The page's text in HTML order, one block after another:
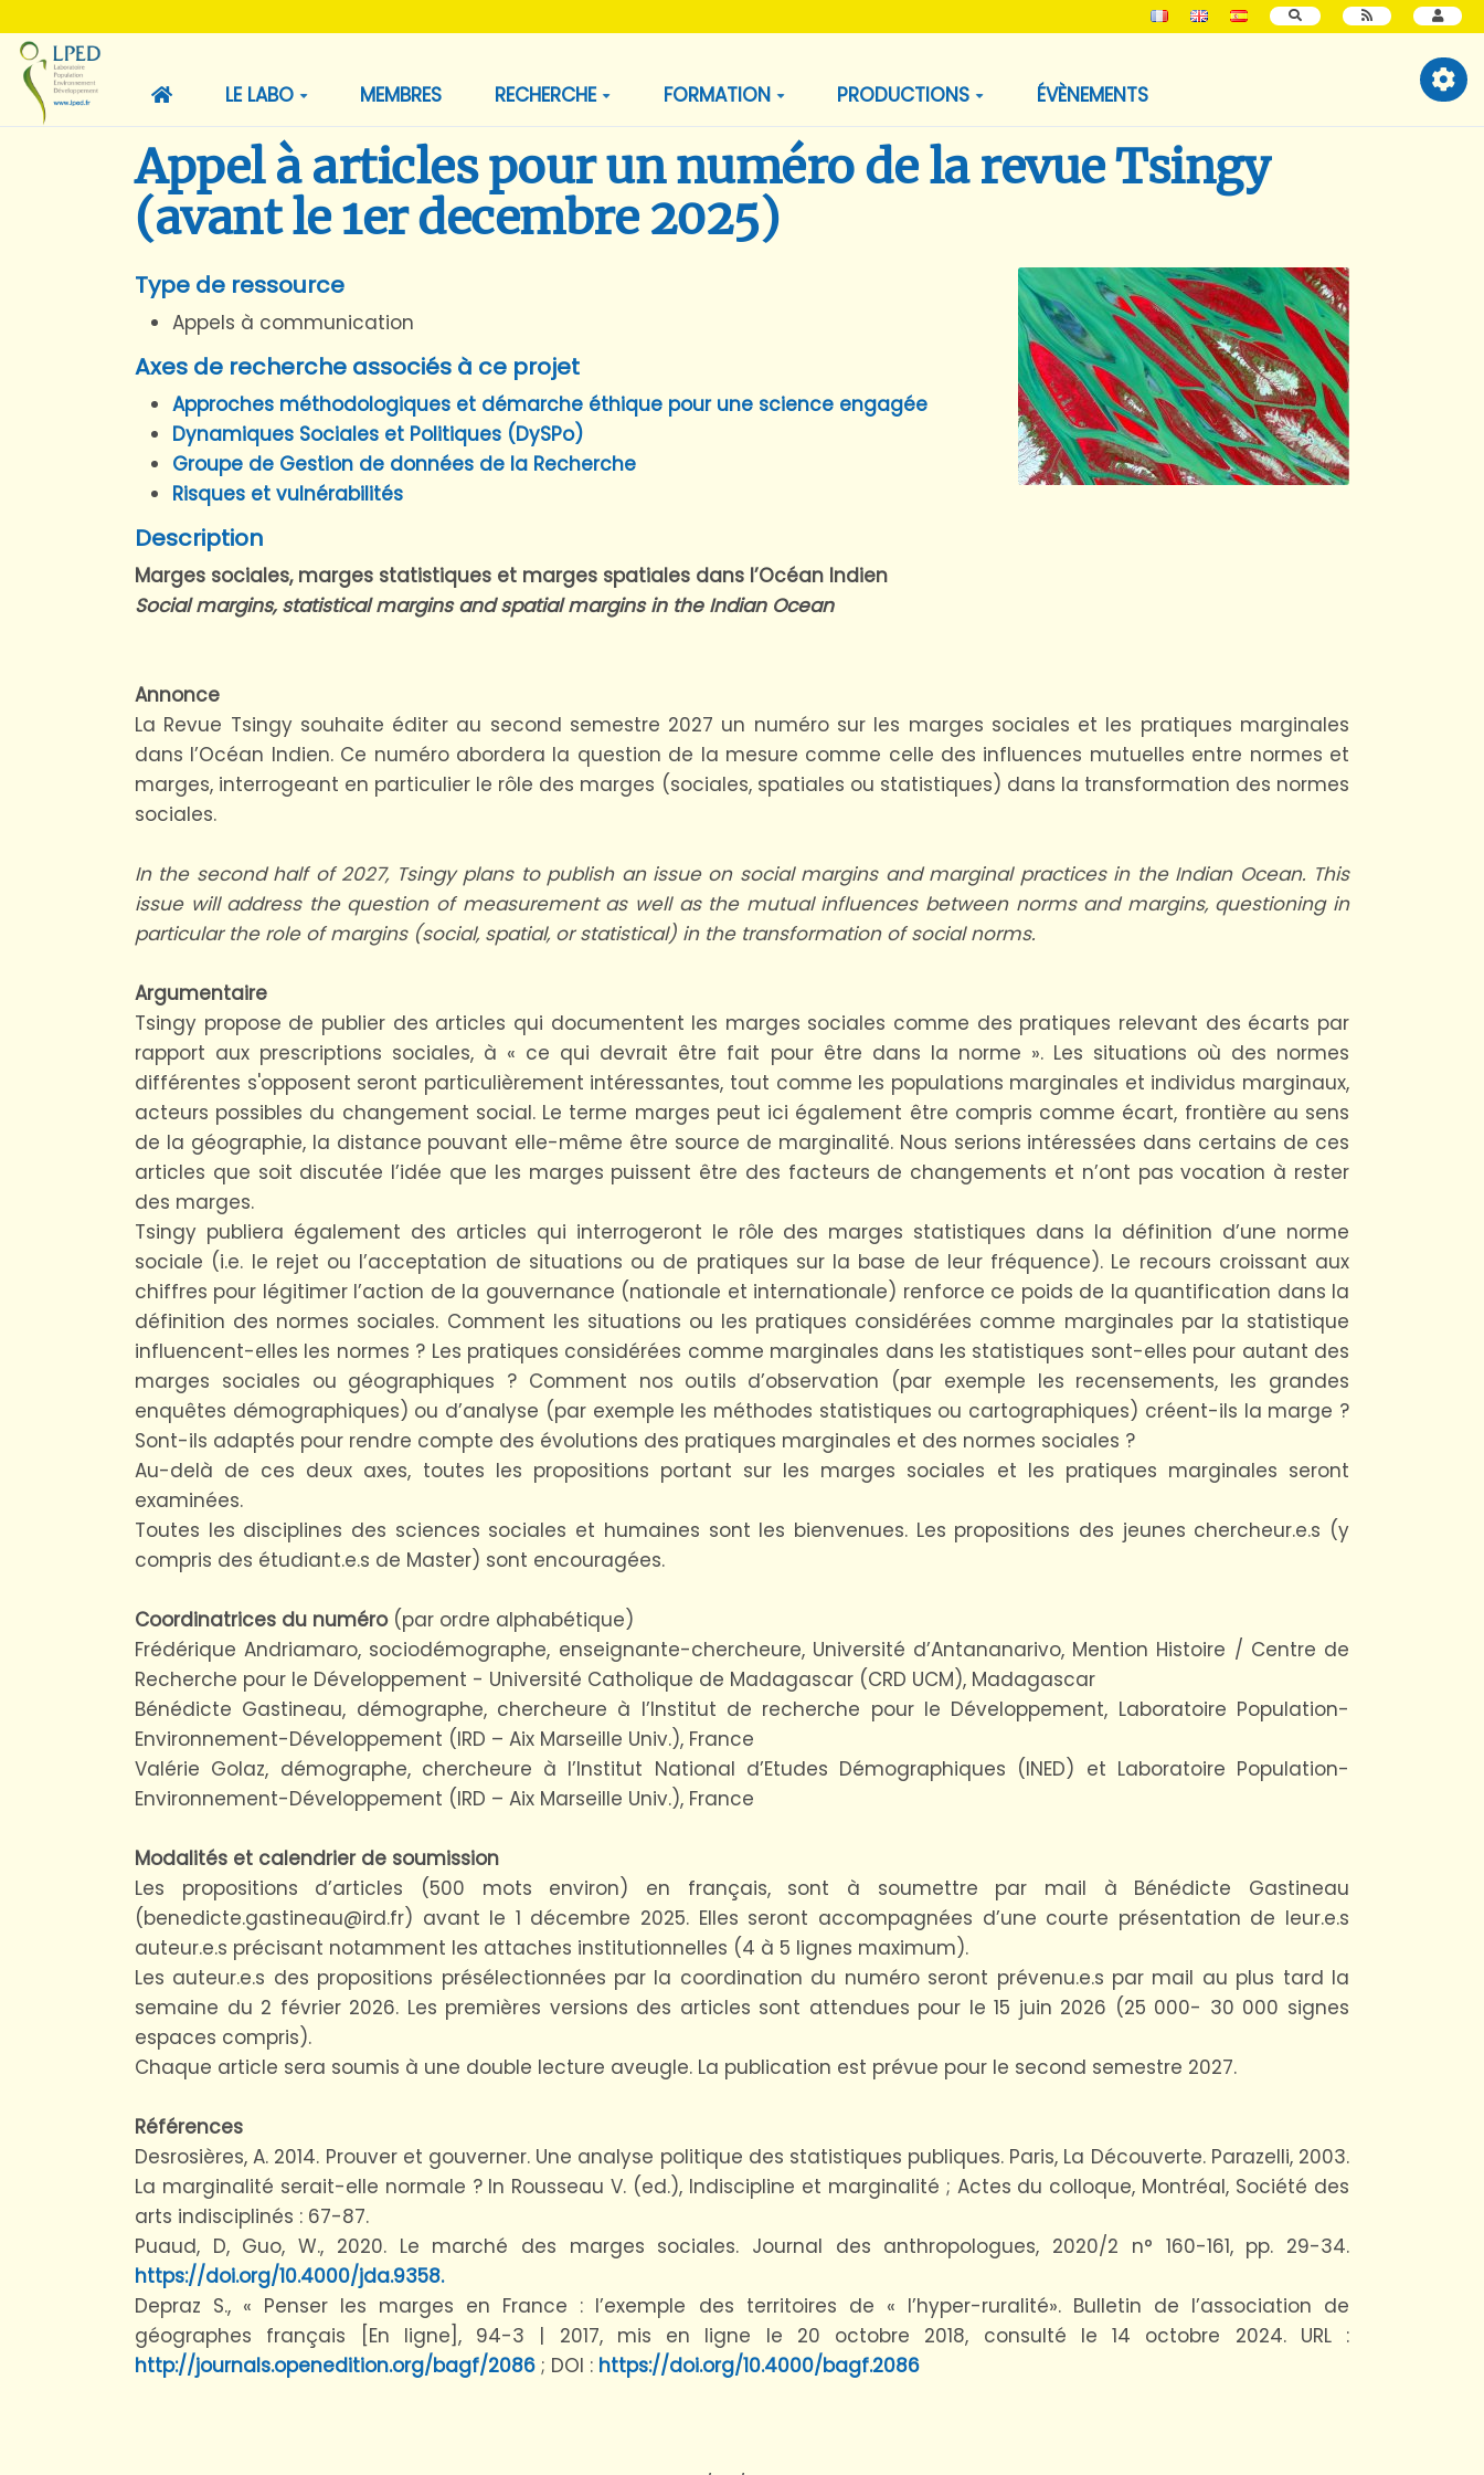
RECHERCHER
LE LABO MEMBRES RECHERCHE FORMATION PRODUCTIONS ÉVÈNEMENTS
Appel à articles pour un numéro de la revue Tsingy
(avant le 1er decembre 2025)
Type de ressource
Appels à communication
Axes de recherche associés à ce projet
Approches méthodologiques et démarche éthique pour une science engagée
Dynamiques Sociales et Politiques (DySPo)
Groupe de Gestion de données de la Recherche
Risques et vulnérabilités
Description
Marges sociales, marges statistiques et marges spatiales dans l’Océan Indien
Social margins, statistical margins and spatial margins in the Indian Ocean
Annonce
La Revue Tsingy souhaite éditer au second semestre 2027 un numéro sur les marges sociales et les pratiques marginales
dans l’Océan Indien. Ce numéro abordera la question de la mesure comme celle des influences mutuelles entre normes et
marges, interrogeant en particulier le rôle des marges (sociales, spatiales ou statistiques) dans la transformation des normes
sociales.
In the second half of 2027, Tsingy plans to publish an issue on social margins and marginal practices in the Indian Ocean. This
issue will address the question of measurement as well as the mutual influences between norms and margins, questioning in
particular the role of margins (social, spatial, or statistical) in the transformation of social norms.
Argumentaire
Tsingy propose de publier des articles qui documentent les marges sociales comme des pratiques relevant des écarts par
rapport aux prescriptions sociales, à « ce qui devrait être fait pour être dans la norme ». Les situations où des normes
différentes s'opposent seront particulièrement intéressantes, tout comme les populations marginales et individus marginaux,
acteurs possibles du changement social. Le terme marges peut ici également être compris comme écart, frontière au sens
de la géographie, la distance pouvant elle-même être source de marginalité. Nous serions intéressées dans certains de ces
articles que soit discutée l’idée que les marges puissent être des facteurs de changements et n’ont pas vocation à rester
des marges.
Tsingy publiera également des articles qui interrogeront le rôle des marges statistiques dans la définition d’une norme
sociale (i.e. le rejet ou l’acceptation de situations ou de pratiques sur la base de leur fréquence). Le recours croissant aux
chiffres pour légitimer l’action de la gouvernance (nationale et internationale) renforce ce poids de la quantification dans la
définition des normes sociales. Comment les situations ou les pratiques considérées comme marginales par la statistique
influencent-elles les normes ? Les pratiques considérées comme marginales dans les statistiques sont-elles pour autant des
marges sociales ou géographiques ? Comment nos outils d’observation (par exemple les recensements, les grandes
enquêtes démographiques) ou d’analyse (par exemple les méthodes statistiques ou cartographiques) créent-ils la marge ?
Sont-ils adaptés pour rendre compte des évolutions des pratiques marginales et des normes sociales ?
Au-delà de ces deux axes, toutes les propositions portant sur les marges sociales et les pratiques marginales seront
examinées.
Toutes les disciplines des sciences sociales et humaines sont les bienvenues. Les propositions des jeunes chercheur.e.s (y
compris des étudiant.e.s de Master) sont encouragées.
Coordinatrices du numéro(par ordre alphabétique)
Frédérique Andriamaro, sociodémographe, enseignante-chercheure, Université d’Antananarivo, Mention Histoire / Centre de
Recherche pour le Développement - Université Catholique de Madagascar (CRD UCM), Madagascar
Bénédicte Gastineau, démographe, chercheure à l’Institut de recherche pour le Développement, Laboratoire Population-
Environnement-Développement (IRD – Aix Marseille Univ.), France
Valérie Golaz, démographe, chercheure à l’Institut National d’Etudes Démographiques (INED) et Laboratoire Population-
Environnement-Développement (IRD – Aix Marseille Univ.), France
Modalités et calendrier de soumission
Les propositions d’articles (500 mots environ) en français, sont à soumettre par mail à Bénédicte Gastineau
(benedicte.gastineau@ird.fr) avant le 1 décembre 2025. Elles seront accompagnées d’une courte présentation de leur.e.s
auteur.e.s précisant notamment les attaches institutionnelles (4 à 5 lignes maximum).
Les auteur.e.s des propositions présélectionnées par la coordination du numéro seront prévenu.e.s par mail au plus tard la
semaine du 2 février 2026. Les premières versions des articles sont attendues pour le 15 juin 2026 (25 000- 30 000 signes
espaces compris).
Chaque article sera soumis à une double lecture aveugle. La publication est prévue pour le second semestre 2027.
Références
Desrosières, A. 2014. Prouver et gouverner. Une analyse politique des statistiques publiques. Paris, La Découverte. Parazelli, 2003.
La marginalité serait-elle normale ? In Rousseau V. (ed.), Indiscipline et marginalité ; Actes du colloque, Montréal, Société des
arts indisciplinés : 67-87.
Puaud, D, Guo, W., 2020. Le marché des marges sociales. Journal des anthropologues, 2020/2 n° 160-161, pp. 29-34.
https://doi.org/10.4000/jda.9358.
Depraz S., « Penser les marges en France : l’exemple des territoires de « l’hyper-ruralité». Bulletin de l’association de
géographes français [En ligne], 94-3 | 2017, mis en ligne le 20 octobre 2018, consulté le 14 octobre 2024. URL :
http://journals.openedition.org/bagf/2086 ; DOI : https://doi.org/10.4000/bagf.2086